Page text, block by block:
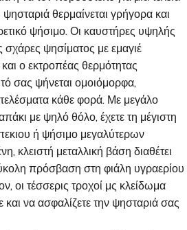
θερμαίνεται γρήγορα και
ψήσιμο. Οι καυστήρες υψηλής
σχάρες ψησίματος με εμαγιέ
ο εκτροπέας θερμότητας
σας ψήνεται ομοιόμορφα,
κάθε φορά. Με μεγάλο
με ψηλό θόλο, έχετε τη μέγιστη
ή ψήσιμο μεγαλύτερων
κλειστή μεταλλική βάση διαθέτει
πρόσβαση στη φιάλη υγραερίου
οι τέσσερις τροχοί μς κλείδωμα
και να ασφαλίζετε την ψησταριά σας